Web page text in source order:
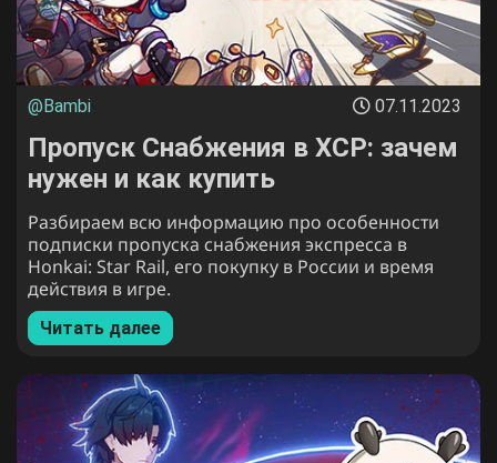
@Bambi 07.11.2023
Пропуск Снабжения в ХСР: зачем
нужен и как купить
Разбираем всю информацию про особенности
подписки пропуска снабжения экспресса в
Honkai: Star Rail, его покупку в России и время
действия в игре.
Читать далее